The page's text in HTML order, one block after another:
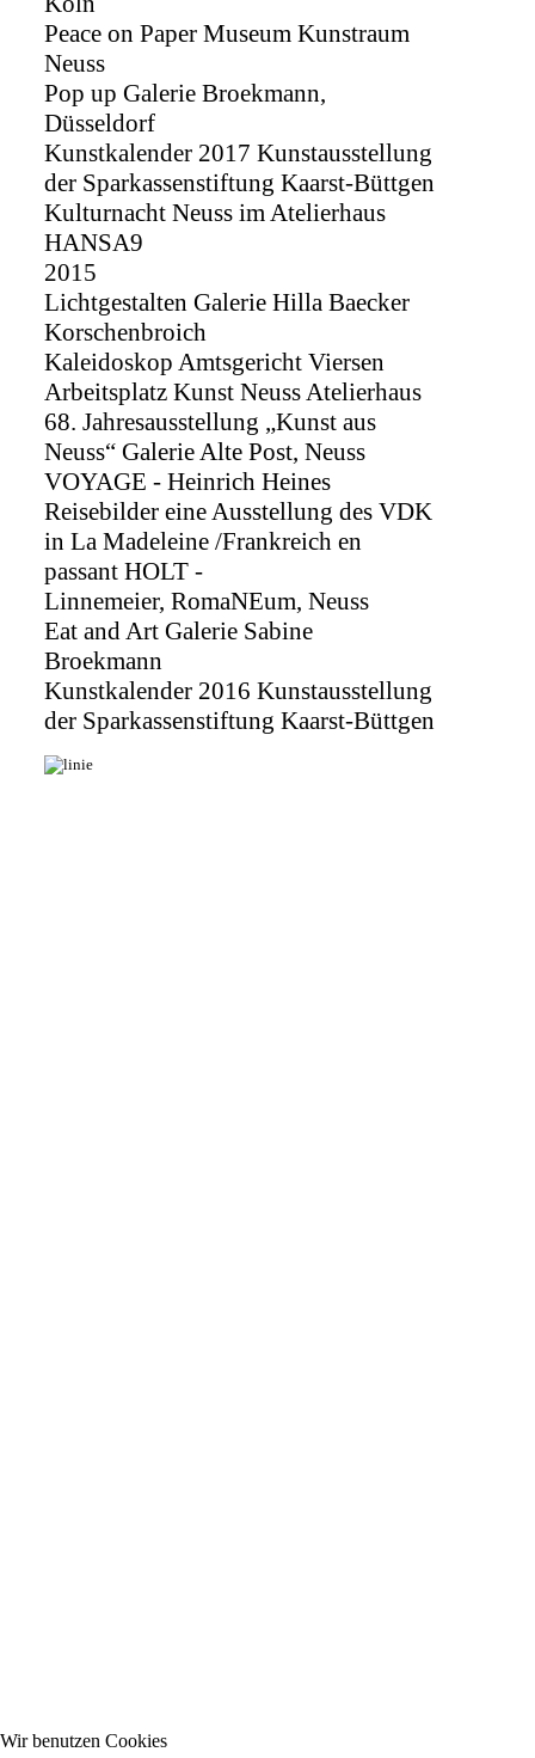
Peace on Paper Museum Kunstraum
Neuss
Pop up Galerie Broekmann,
Düsseldorf
Kunstkalender 2017 Kunstausstellung
der Sparkassenstiftung Kaarst-Büttgen
Kulturnacht Neuss im Atelierhaus
HANSA9
2015
Lichtgestalten Galerie Hilla Baecker
Korschenbroich
Kaleidoskop Amtsgericht Viersen
Arbeitsplatz Kunst Neuss Atelierhaus
68. Jahresausstellung „Kunst aus
Neuss“ Galerie Alte Post, Neuss
VOYAGE - Heinrich Heines
Reisebilder eine Ausstellung des VDK
in La Madeleine /Frankreich en
passant HOLT -
Linnemeier, RomaNEum, Neuss
Eat and Art Galerie Sabine
Broekmann
Kunstkalender 2016 Kunstausstellung
der Sparkassenstiftung Kaarst-Büttgen
Wir benutzen Cookies